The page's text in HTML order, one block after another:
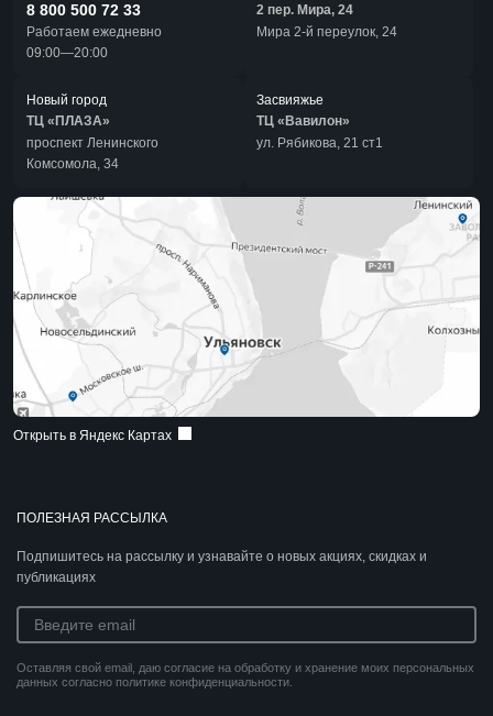
ПОЛЕЗНАЯ РАССЫЛКА
Подпишитесь на рассылку и узнавайте о новых акциях, скидках и
публикациях
Оставляя свой email, даю согласие на обработку и хранение моих персональных
данных согласно политике конфиденциальности.
8 800 500 72 33
Работаем ежедневно
09:00—20:00
2 пер. Мира, 24
Мира 2-й переулок, 24
Новый город
ТЦ «ПЛАЗА»
проспект Ленинского
Комсомола, 34
Засвияжье
ТЦ «Вавилон»
ул. Рябикова, 21 ст1
Открыть в Яндекс Картах